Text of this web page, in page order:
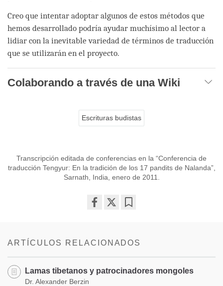
Creo que intentar adoptar algunos de estos métodos que
hemos desarrollado podría ayudar muchísimo al lector a
lidiar con la inevitable variedad de términos de traducción
que se utilizarán en el proyecto.
Colaborando a través de una Wiki
Escrituras budistas
Transcripción editada de conferencias en la “Conferencia de
traducción Tengyur: En la tradición de los 17 pandits de Nalanda”,
Sarnath, India, enero de 2011.
ARTÍCULOS RELACIONADOS
Lamas tibetanos y patrocinadores mongoles
Dr. Alexander Berzin